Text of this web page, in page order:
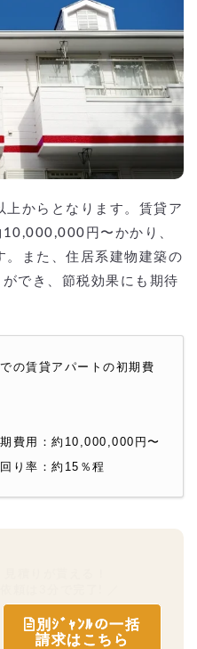
からとなります。賃貸ア
円〜かかり、
また、住居系建物建築の
でき、節税効果にも期待
の賃貸アパートの初期費
費用：約10,000,000円〜
り率：約15％程
別ｼﾞｬﾝﾙの一括
請求はこちら